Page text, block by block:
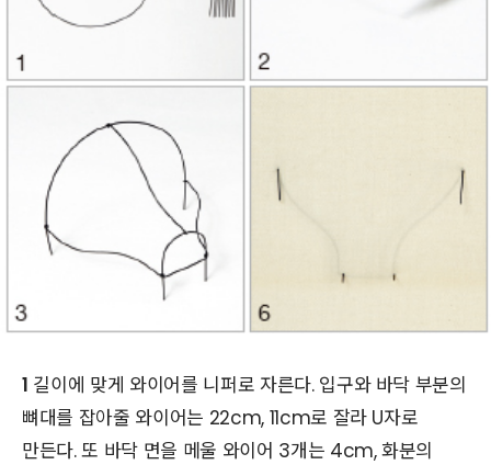
1 길이에 맞게 와이어를 니퍼로 자른다. 입구와 바닥 부분의
뼈대를 잡아줄 와이어는 22cm, 11cm로 잘라 U자로
만든다. 또 바닥 면을 메울 와이어 3개는 4cm, 화분의